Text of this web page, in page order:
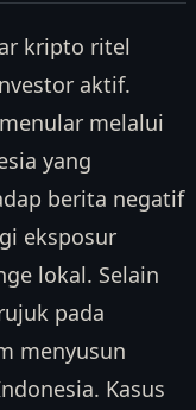
kripto ritel
aktif.
melalui
yang
berita negatif
eksposur
lokal. Selain
pada
menyusun
Kasus